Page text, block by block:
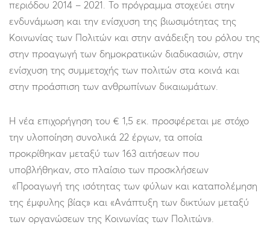
περιόδου 2014 – 2021. Το πρόγραμμα στοχεύει στην
ενδυνάμωση και την ενίσχυση της βιωσιμότητας της
Κοινωνίας των Πολιτών και στην ανάδειξη του ρόλου της
στην προαγωγή των δημοκρατικών διαδικασιών, στην
ενίσχυση της συμμετοχής των πολιτών στα κοινά και
στην προάσπιση των ανθρωπίνων δικαιωμάτων.
Η νέα επιχορήγηση του € 1,5 εκ. προσφέρεται με στόχο
την υλοποίηση συνολικά 22 έργων, τα οποία
προκρίθηκαν μεταξύ των 163 αιτήσεων που
υποβλήθηκαν, στο πλαίσιο των προσκλήσεων
«Προαγωγή της ισότητας των φύλων και καταπολέμηση
της έμφυλης βίας» και «Ανάπτυξη των δικτύων μεταξύ
των οργανώσεων της Κοινωνίας των Πολιτών».